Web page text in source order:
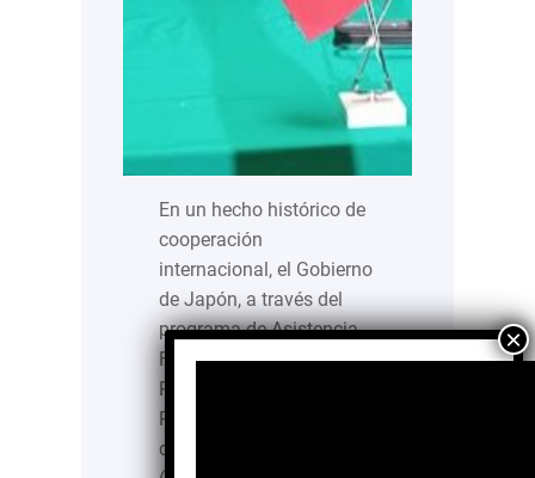
En un hecho histórico de
cooperación
internacional, el Gobierno
de Japón, a través del
programa de Asistencia
Financiera No-
Reembolsable para
Proyectos Comunitarios
de Seguridad Humana